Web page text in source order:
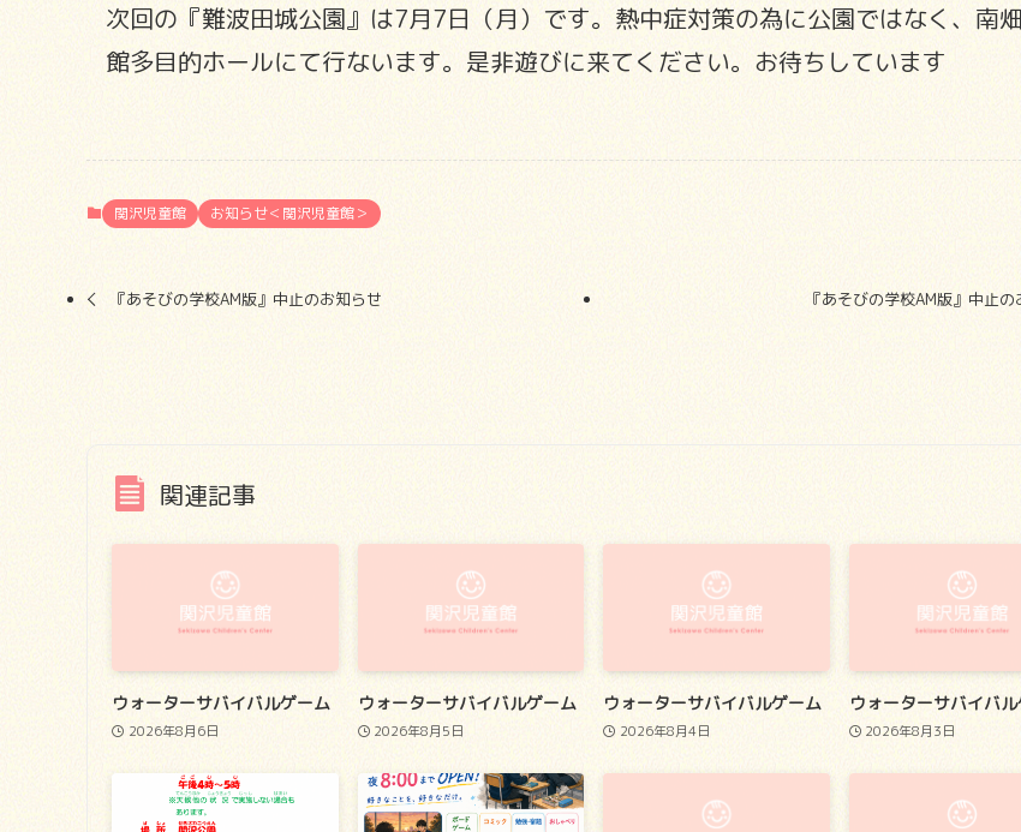
次回の『難波田城公園』は7月7日（月）です。熱中症対策の為に公園ではなく、南
館多目的ホールにて行ないます。是非遊びに来てください。お待ちしています
関沢児童館 お知らせ＜関沢児童館＞
『あそびの学校AM版』中止のお知らせ 『あそびの学校AM版』中止の
関連記事
ウォーターサバイバルゲーム
2026年8月6日
ウォーターサバイバルゲーム
2026年8月5日
ウォーターサバイバルゲーム
2026年8月4日
ウォーターサバイバ
2026年8月3日